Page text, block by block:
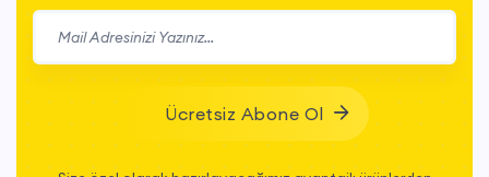
Ücretsiz Abone Ol